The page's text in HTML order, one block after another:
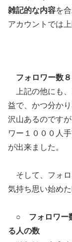
雑記的な内容を
アカウントでは
フォロワー数
上記の他にも、
益で、かつ分か
沢山あるのですが
ワー１０００人
が出来ました。
そして、フォロ
気持ち思い始めた
○ フォロワー
る人の数